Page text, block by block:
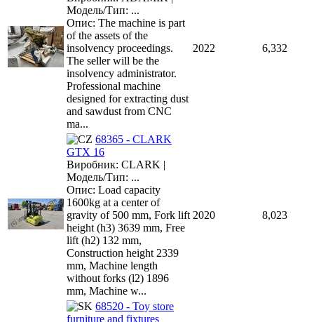
Модель/Тип: ...
Опис: The machine is part
of the assets of the
insolvency proceedings.
The seller will be the
insolvency administrator.
Professional machine
designed for extracting dust
and sawdust from CNC
ma...
2022 6,332
68365 - CLARK
GTX 16
Виробник: CLARK |
Модель/Тип: ...
Опис: Load capacity
1600kg at a center of
gravity of 500 mm, Fork lift
height (h3) 3639 mm, Free
lift (h2) 132 mm,
Construction height 2339
mm, Machine length
without forks (l2) 1896
mm, Machine w...
2020 8,023
68520 - Toy store
furniture and fixtures